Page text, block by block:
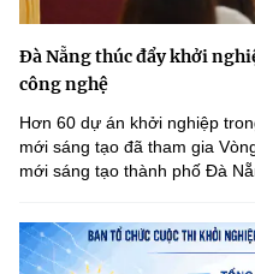
Đà Nẵng thúc đẩy khởi
công nghệ
Hơn 60 dự án khởi nghiệp
mới sáng tạo đã tham gia
mới sáng tạo thành phố Đà